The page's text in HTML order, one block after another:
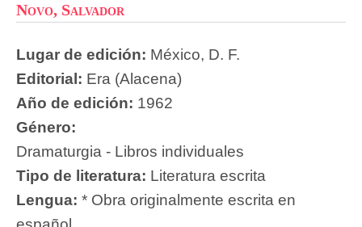
Novo, Salvador
Lugar de edición: México, D. F.
Editorial: Era (Alacena)
Año de edición: 1962
Género:
Dramaturgia - Libros individuales
Tipo de literatura: Literatura escrita
Lengua: * Obra originalmente escrita en